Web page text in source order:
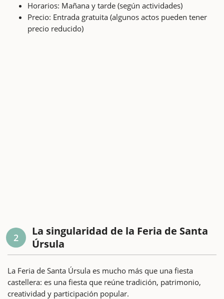
Horarios: Mañana y tarde (según actividades)
Precio: Entrada gratuita (algunos actos pueden tener
precio reducido)
2
La singularidad de la Feria de Santa
Úrsula
La Feria de Santa Úrsula es mucho más que una fiesta
castellera: es una fiesta que reúne tradición, patrimonio,
creatividad y participación popular.